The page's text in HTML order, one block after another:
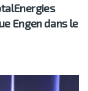
Engen dans le